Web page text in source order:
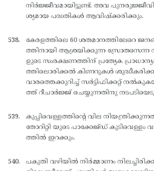
നിര്‍ജ്ജീവമായിട്ടുണ്ട്. അവ
ശ്യമായ പദ്ധതികള്‍ ആവിഷ്ക്കരിക്കും.
കേരളത്തിലെ 60 ശതമാനത്തിലേറെ
ത്തിനായി ആശ്രയിക്കുന്ന
ളുടെ സംരക്ഷണത്തിന് പ്രത്യേക
ത്തിലൊരിക്കല്‍ കിണറുകള്‍
വാരത്തെക്കുറിച്ച് സര്‍ട്ടിഫിക്കറ്റ്
ത്ത് റീചാര്‍ജ്ജ് ചെയ്യുന്നതിനു
കുപ്പിവെള്ളത്തിന്റെ വില
തോറിറ്റി യുടെ പാക്കേജ്ഡ് കുടിവെള്ളം
ത്തില്‍ ഇറക്കും.
പകുതി വഴിയില്‍ നിര്‍മ്മാണം